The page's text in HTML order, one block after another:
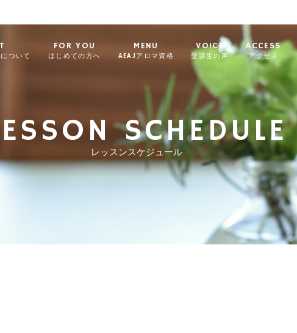
ついて
FOR YOU
はじめての方へ
MENU
AEAJアロマ資格
VOICE
受講生の声
ACCESS
アクセス
SCHEDULE
レッスンスケジュール